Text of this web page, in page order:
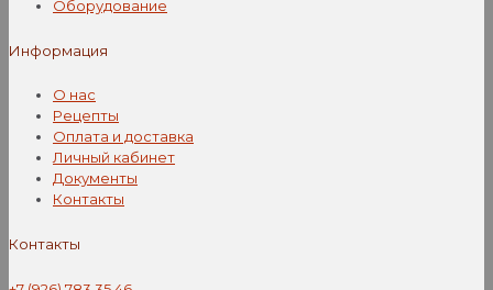
Оборудование
Информация
О нас
Рецепты
Оплата и доставка
Личный кабинет
Документы
Контакты
Контакты